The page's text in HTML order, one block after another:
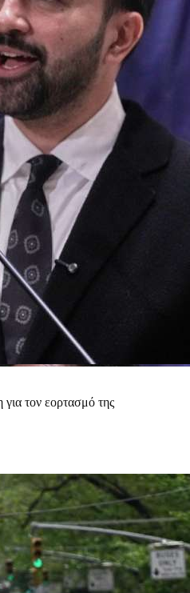
τον εορτασμό της